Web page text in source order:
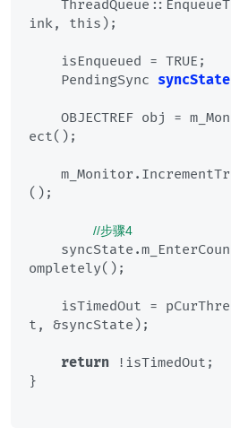
ink, this);
    PendingSync
syncState
ect();
();
//步骤4
ompletely();
t, &syncState);
return !isTimedOut;
}